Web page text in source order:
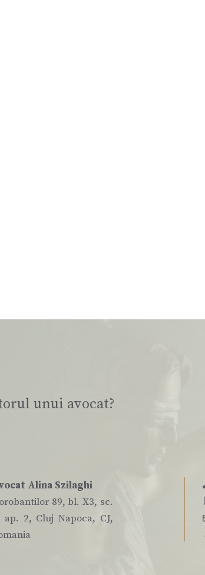
unui avocat?
Alina Szilaghi
89, bl. X3, sc.
ap. 2, Cluj Napoca, CJ,